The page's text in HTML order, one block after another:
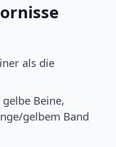
als die
Beine,
gelbem Band